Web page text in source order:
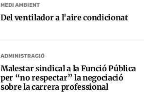
MEDI AMBIENT
Del ventilador a l'aire condicionat
ADMINISTRACIÓ
Malestar sindical a la Funció Pública
per “no respectar” la negociació
sobre la carrera professional